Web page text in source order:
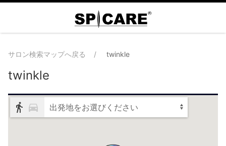
サロン検索マップへ戻る twinkle
twinkle
出発地をお選びください